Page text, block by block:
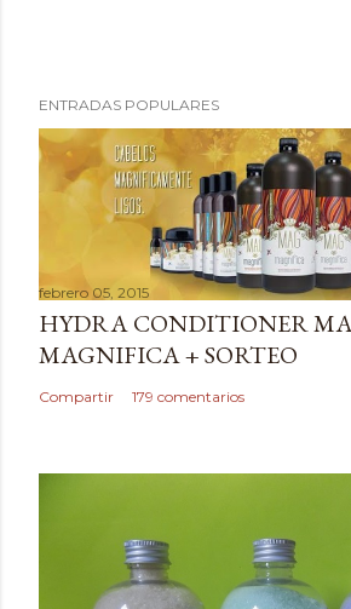
u
b
a
r
u
n
c
ENTRADAS POPULARES
febrero 05, 2015
HYDRA CONDITIONER
MAGNIFICA + SORTEO
Compartir 179 comentarios